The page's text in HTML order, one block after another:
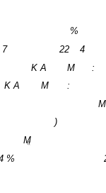
%
7 22
4
K A M
:
K A M
:
M
)
M
((
%